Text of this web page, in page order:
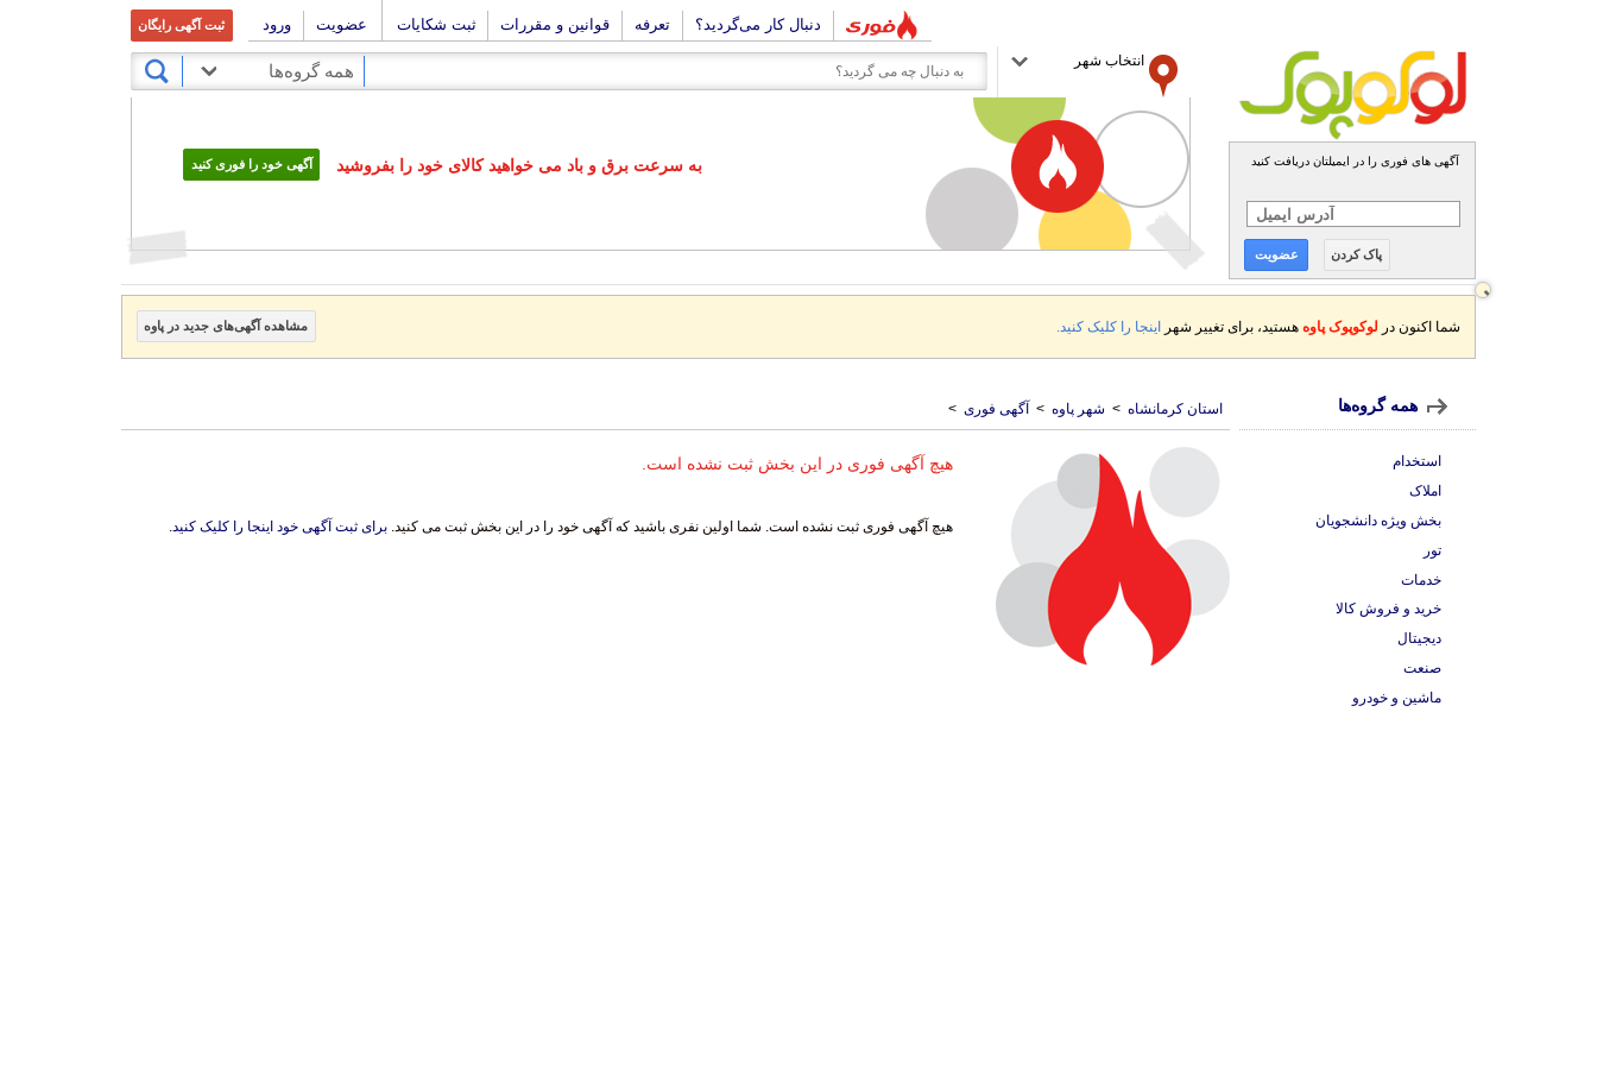
آگهی های فوری را در ایمیلتان دریافت کنید
عضویت پاک کردن
دنبال کار می‌گردید؟ تعرفه قوانین و مقررات ثبت شکایات عضویت ورود ثبت آگهی رایگان
انتخاب شهر
همه گروه‌ها
آگهی خود را فوری کنید به سرعت برق و باد می خواهید کالای خود را بفروشید
شما اکنون در لوکوپوک پاوه هستید، برای تغییر شهر اینجا را کلیک کنید. مشاهده آگهی‌های جدید در پاوه
استان کرمانشاه > شهر پاوه > آگهی فوری >
هیچ آگهی فوری در این بخش ثبت نشده است.
هیچ آگهی فوری ثبت نشده است. شما اولین نفری باشید که آگهی خود را در این بخش ثبت می کنید. برای ثبت آگهی خود اینجا را کلیک کنید.
همه گروه‌ها
استخدام
املاک
بخش ویژه دانشجویان
تور
خدمات
خرید و فروش کالا
دیجیتال
صنعت
ماشین و خودرو